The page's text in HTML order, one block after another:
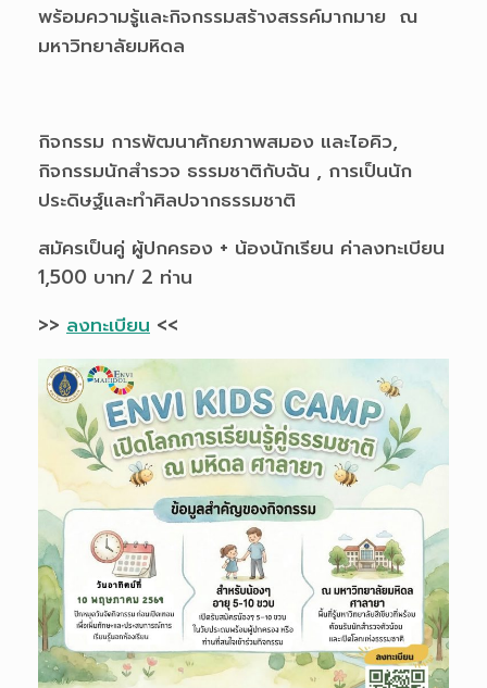
พร้อมความรู้และกิจกรรมสร้างสรรค์มากมาย ณ
มหาวิทยาลัยมหิดล
กิจกรรม การพัฒนาศักยภาพสมอง และไอคิว,
กิจกรรมนักสำรวจ ธรรมชาติกับฉัน , การเป็นนัก
ประดิษฐ์และทำศิลปจากธรรมชาติ
สมัครเป็นคู่ ผู้ปกครอง + น้องนักเรียน ค่าลงทะเบียน
1,500 บาท/ 2 ท่าน
>> ลงทะเบียน <<